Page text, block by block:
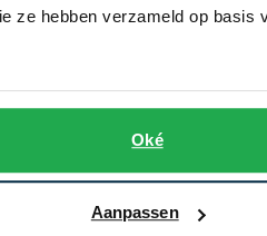
ze hebben verzameld op basis
Oké
Aanpassen